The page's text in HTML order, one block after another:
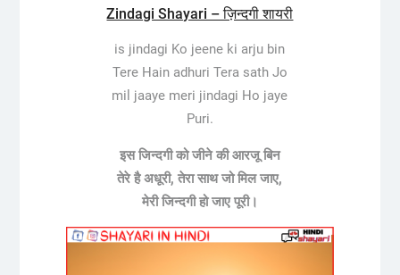
Zindagi Shayari – ज़िन्दगी शायरी
is jindagi Ko jeene ki arju bin
Tere Hain adhuri Tera sath Jo
mil jaaye meri jindagi Ho jaye
Puri.
इस जिन्दगी को जीने की आरजू बिन
तेरे है अधूरी, तेरा साथ जो मिल जाए,
मेरी जिन्दगी हो जाए पूरी।